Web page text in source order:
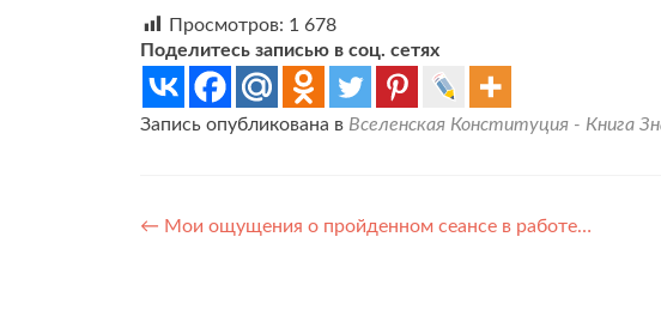
Просмотров: 1 678
Поделитесь записью в соц. сетях
Запись опубликована в Вселенская Конституция - Книга
Навигация
← Мои ощущения о пройденном сеансе в работе…